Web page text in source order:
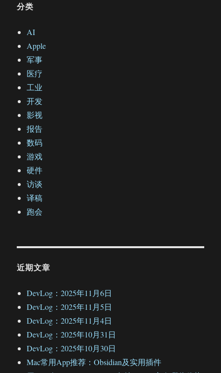
分类
AI
Apple
军事
医疗
工业
开发
影视
报告
数码
游戏
硬件
访谈
译稿
跑会
近期文章
DevLog：2025年11月6日
DevLog：2025年11月5日
DevLog：2025年11月4日
DevLog：2025年10月31日
DevLog：2025年10月30日
Mac常用App推荐：Obsidian及实用插件